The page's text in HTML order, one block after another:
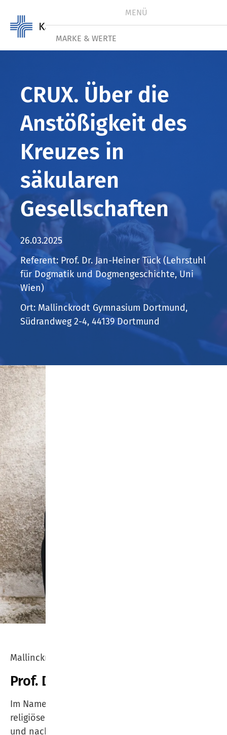
CRUX. Über die
Anstößigkeit des
Kreuzes in
säkularen
Gesellschaften
26.03.2025
Referent: Prof. Dr. Jan-Heiner Tück (Lehrstuhl
für Dogmatik und Dogmengeschichte, Uni
Wien)
Ort: Mallinckrodt Gymnasium Dortmund,
Südrandweg 2-4, 44139 Dortmund
Mallinckrodt Gymnasium Dortmund
Prof. Dr. Jan-Heiner Tück
Im Namen weltanschaulicher Neutralität und
religiöser Toleranz verschwinden Kreuze nach
und nach aus dem öffentlichen Raum - und auch
MENÜ
MARKE & WERTE
AKTUELLES
ZAHLEN
EINRICHTUNGEN
FORUM PAULUS
KARRIERE
#WIRSINDNAH